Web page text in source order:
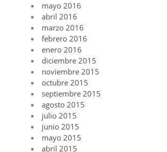
mayo 2016
abril 2016
marzo 2016
febrero 2016
enero 2016
diciembre 2015
noviembre 2015
octubre 2015
septiembre 2015
agosto 2015
julio 2015
junio 2015
mayo 2015
abril 2015